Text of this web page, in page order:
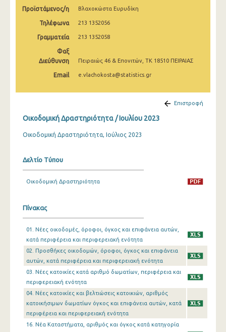
Ιουνίου 2024
Απριλίου 2024
Δεκεμβρίου 2023
Οκτωβρίου 2023
Σεπτεμβρίου 2023
Ιουλίου 2023
Ιουνίου 2023
Μαΐου 2023
Απριλίου 2023
Μαρτίου 2023
Φεβρουαρίου 2023
Ιανουαρίου 2023
Προϊστάμενος/η Βλαχοκώστα Ευρυδίκη
Τηλέφωνα 213 1352056
Γραμματεία 213 1352058
Φαξ
Διεύθυνση
Πειραιώς 46 & Επονιτών, ΤΚ 18510 ΠΕΙΡΑΙΑΣ
Email e.vlachokosta@statistics.gr
Επιστροφή
Οικοδομική Δραστηριότητα / Ιουλίου 2023
Οικοδομική Δραστηριότητα, Ιούλιος 2023
Δελτίο Τύπου
Οικοδομική Δραστηριότητα
Πίνακας
01. Νέες οικοδομές, όροφοι, όγκος και επιφάνεια αυτών,
κατά περιφέρεια και περιφερειακή ενότητα
02. Προσθήκες οικοδομών, όροφοι, όγκος και επιφάνεια
αυτών, κατά περιφέρεια και περιφερειακή ενότητα
03. Νέες κατοικίες κατά αριθμό δωματίων, περιφέρεια και
περιφερειακή ενότητα
04. Νέες κατοικίες και βελτιώσεις κατοικιών, αριθμός
κατοικήσιμων δωματίων όγκος και επιφάνεια αυτών, κατά
περιφέρεια και περιφερειακή ενότητα
16. Νέα Καταστήματα, αριθμός και όγκος κατά κατηγορία